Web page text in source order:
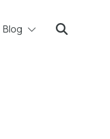
Blog
Search